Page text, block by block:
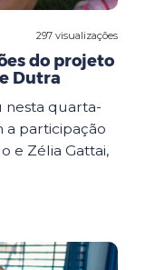
297 visualizações
do projeto
Dutra
nesta quarta-
a participação
e Zélia Gattai,